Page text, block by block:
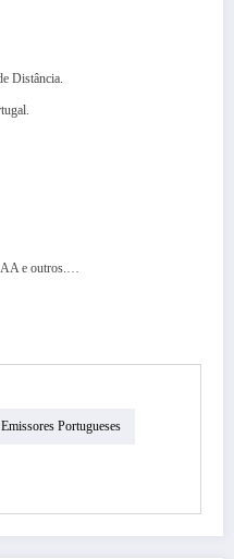
Distância.
e outros.…
Portugueses